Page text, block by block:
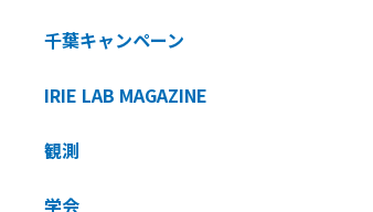
千葉キャンペーン
IRIE LAB MAGAZINE
観測
学会